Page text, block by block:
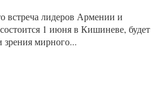
лидеров Армении и
1 июня в Кишиневе, будет
зрения мирного...